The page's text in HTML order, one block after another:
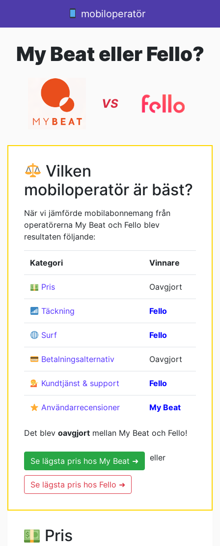
Huvudnavigering
mobiloperatör
My Beat eller Fello?
VS
Vilken
mobiloperatör är bäst?
När vi jämförde mobilabonnemang från
operatörerna My Beat och Fello blev
resultaten följande:
Kategori Vinnare
Pris Oavgjort
Täckning Fello
Surf Fello
Betalningsalternativ Oavgjort
Kundtjänst & support Fello
Användarrecensioner My Beat
Det blev oavgjort mellan My Beat och Fello!
Se lägsta pris hos My Beat ➜ eller
Se lägsta pris hos Fello ➜
Pris